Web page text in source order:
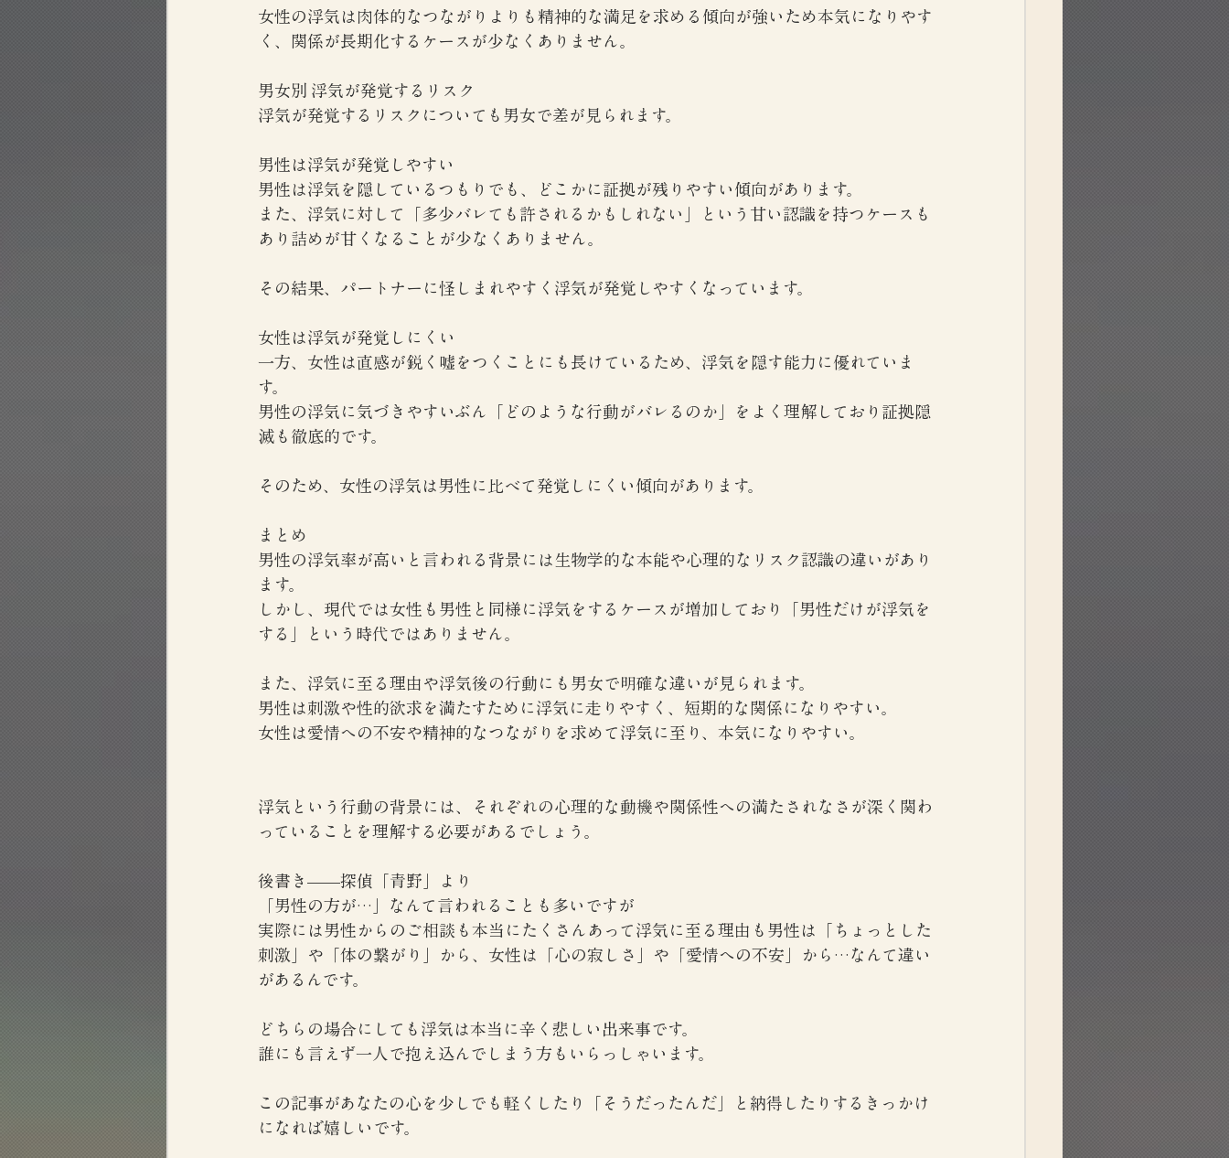
女性の浮気は肉体的なつながりよりも精神的な満足を求める傾向が強いため本気になりやす
く、関係が長期化するケースが少なくありません。
男女別 浮気が発覚するリスク
浮気が発覚するリスクについても男女で差が見られます。
男性は浮気が発覚しやすい
男性は浮気を隠しているつもりでも、どこかに証拠が残りやすい傾向があります。
また、浮気に対して「多少バレても許されるかもしれない」という甘い認識を持つケースも
あり詰めが甘くなることが少なくありません。
その結果、パートナーに怪しまれやすく浮気が発覚しやすくなっています。
女性は浮気が発覚しにくい
一方、女性は直感が鋭く嘘をつくことにも長けているため、浮気を隠す能力に優れていま
す。
男性の浮気に気づきやすいぶん「どのような行動がバレるのか」をよく理解しており証拠隠
滅も徹底的です。
そのため、女性の浮気は男性に比べて発覚しにくい傾向があります。
まとめ
男性の浮気率が高いと言われる背景には生物学的な本能や心理的なリスク認識の違いがあり
ます。
しかし、現代では女性も男性と同様に浮気をするケースが増加しており「男性だけが浮気を
する」という時代ではありません。
また、浮気に至る理由や浮気後の行動にも男女で明確な違いが見られます。
男性は刺激や性的欲求を満たすために浮気に走りやすく、短期的な関係になりやすい。
女性は愛情への不安や精神的なつながりを求めて浮気に至り、本気になりやすい。
浮気という行動の背景には、それぞれの心理的な動機や関係性への満たされなさが深く関わ
っていることを理解する必要があるでしょう。
後書き——探偵「青野」より
「男性の方が…」なんて言われることも多いですが
実際には男性からのご相談も本当にたくさんあって浮気に至る理由も男性は「ちょっとした
刺激」や「体の繋がり」から、女性は「心の寂しさ」や「愛情への不安」から…なんて違い
があるんです。
どちらの場合にしても浮気は本当に辛く悲しい出来事です。
誰にも言えず一人で抱え込んでしまう方もいらっしゃいます。
この記事があなたの心を少しでも軽くしたり「そうだったんだ」と納得したりするきっかけ
になれば嬉しいです。